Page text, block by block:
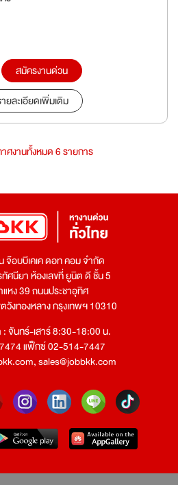
สมัครงานด่วน
ยละเอียดเพิ่มเติม
ศงานทั้งหมด 6 รายการ
จ๊อบบีเคเค ดอท คอม จำกัด
ศนียา ห้องเลขที่ ยูนิต ดี ชั้น 5
หง 39 ถนนประชาอุทิศ
ตวังทองหลาง กรุงเทพฯ 10310
จันทร์-เสาร์ 8:30-18:00 น.
แฟ็กซ์ 02-514-7447
,sales@jobbkk.com